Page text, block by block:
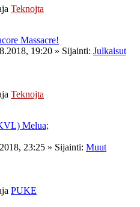
Teknojta
Massacre!
19:20 » Sijainti: Julkaisut
Teknojta
Melua;
23:25 » Sijainti: Muut
PUKE